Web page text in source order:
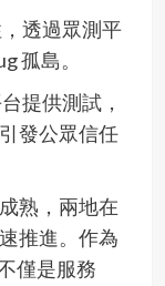
透過眾測平
孤島。
提供測試，
發公眾信任
熟，兩地在
推進。作為
僅是服務